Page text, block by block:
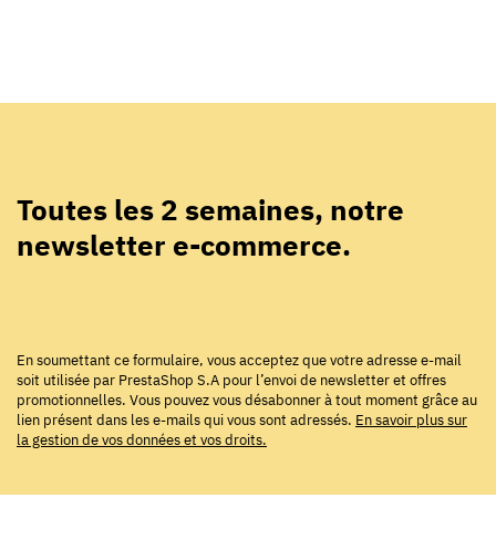
Toutes les 2 semaines, notre
newsletter e-commerce.
En soumettant ce formulaire, vous acceptez que votre adresse e-mail
soit utilisée par PrestaShop S.A pour l’envoi de newsletter et offres
promotionnelles. Vous pouvez vous désabonner à tout moment grâce au
lien présent dans les e-mails qui vous sont adressés. En savoir plus sur
la gestion de vos données et vos droits.